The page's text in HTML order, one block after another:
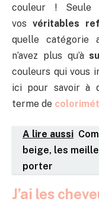
couleur !
vos véritables
quelle catégorie
n’avez plus qu’à
couleurs qui vous
ici pour savoir à
terme de
A lire aussi
beige, les
porter
J’ai les